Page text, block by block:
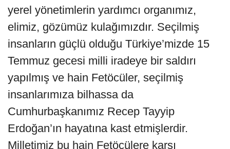
yerel yönetimlerin yardımcı organımız,
elimiz, gözümüz kulağımızdır. Seçilmiş
insanların güçlü olduğu Türkiye’mizde 15
Temmuz gecesi milli iradeye bir saldırı
yapılmış ve hain Fetöcüler, seçilmiş
insanlarımıza bilhassa da
Cumhurbaşkanımız Recep Tayyip
Erdoğan’ın hayatına kast etmişlerdir.
Milletimiz bu hain Fetöcülere karşı